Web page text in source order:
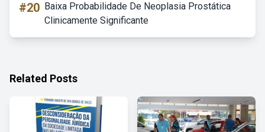
#20 Baixa Probabilidade De Neoplasia Prostática
Clinicamente Significante
Related Posts